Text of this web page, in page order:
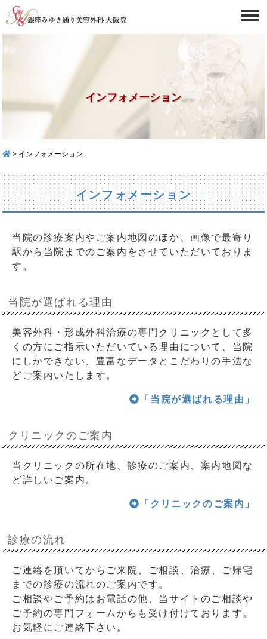
インフォメーション
> インフォメーション
インフォメーション
当院の診療案内やご案内地図のほか、画像で最寄り
駅から当院までのご案内をさせていただいておりま
す。
当院が選ばれる理由
美容外科・形成外科治療の専門クリニックとして多
くの方にご指示いただいている理由について、当院
にしかできない、豊富なデータとこだわりの手法な
どご案内いたします。
「当院が選ばれる理由」
クリニックのご案内
当クリニックの所在地、診療のご案内、案内地図な
ど詳しいご案内。
「クリニックのご案内」
診療の流れ
ご連絡を頂いてからご来院、ご相談、治療、ご帰宅
までの診療の流れのご案内です。
ご相談やご予約はお電話の他、当サイトのご相談や
ご予約の専門フォームからも受け付けております。
お気軽にご連絡下さい。